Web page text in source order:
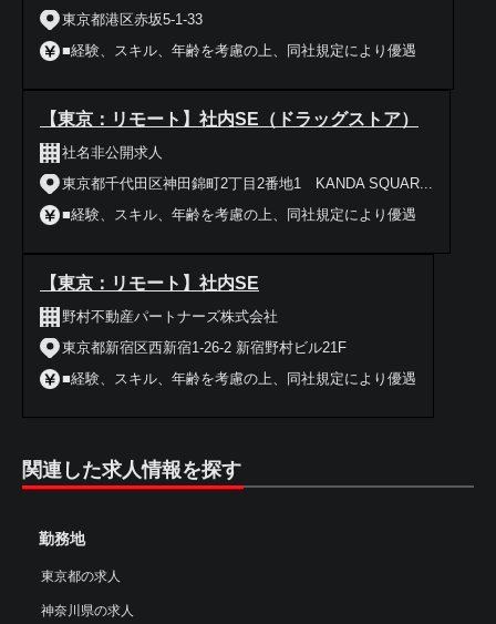
東京都港区赤坂5-1-33
■経験、スキル、年齢を考慮の上、同社規定により優遇
【東京：リモート】社内SE（ドラッグストア）
社名非公開求人
東京都千代田区神田錦町2丁目2番地1 KANDA SQUAR...
■経験、スキル、年齢を考慮の上、同社規定により優遇
【東京：リモート】社内SE
野村不動産パートナーズ株式会社
東京都新宿区西新宿1-26-2 新宿野村ビル21F
■経験、スキル、年齢を考慮の上、同社規定により優遇
関連した求人情報を探す
勤務地
東京都の求人
神奈川県の求人